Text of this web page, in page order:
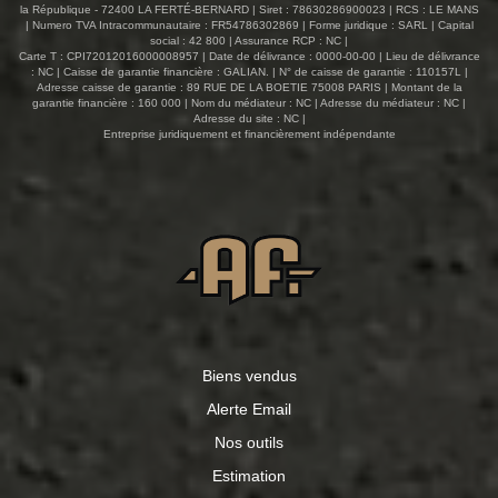
prestations rares, avec notamment un espace cinéma
dédié pour des moments de détente incomparables, ainsi
qu'un espace baignade avec piscine et sauna. À
l'extérieur, le jardin arboré agrémente la propriété, parfait
pour profiter des beaux jours en toute tranquillité. Une
maison de caractère, lumineuse et parfaitement équipée,
offrant un cadre de vie privilégié pour toute la famille.
la République - 72400 LA FERTÉ-BERNARD | Siret : 78630286900023 | RCS : LE MANS
| Numero TVA Intracommunautaire : FR54786302869 | Forme juridique : SARL | Capital
social : 42 800 | Assurance RCP : NC |
Carte T : CPI72012016000008957 | Date de délivrance : 0000-00-00 | Lieu de délivrance
: NC | Caisse de garantie financière : GALIAN. | N° de caisse de garantie : 110157L |
Adresse caisse de garantie : 89 RUE DE LA BOETIE 75008 PARIS | Montant de la
garantie financière : 160 000 | Nom du médiateur : NC | Adresse du médiateur : NC |
Adresse du site : NC |
Entreprise juridiquement et financièrement indépendante
Biens vendus
Alerte Email
Nos outils
Estimation